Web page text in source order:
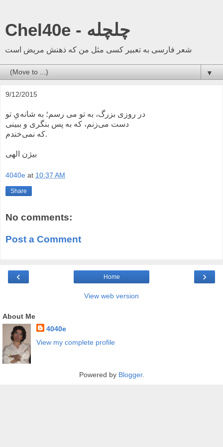
Chel40e - چلچله
شعر فارسی به تعبیر کسی مثل من که ذهنش مریض است
▼
9/12/2015
‏در روزی بزرگ، به تو می رسم؛ به شانه‌یِ تو
دست می‌زنم، که به پس بنگری و ببینی
که نمی‌خندم.
بیژن الهی
4040e at 10:37 AM
Share
No comments:
Post a Comment
‹ ›
Home
View web version
About Me
4040e
View my complete profile
Powered by Blogger.